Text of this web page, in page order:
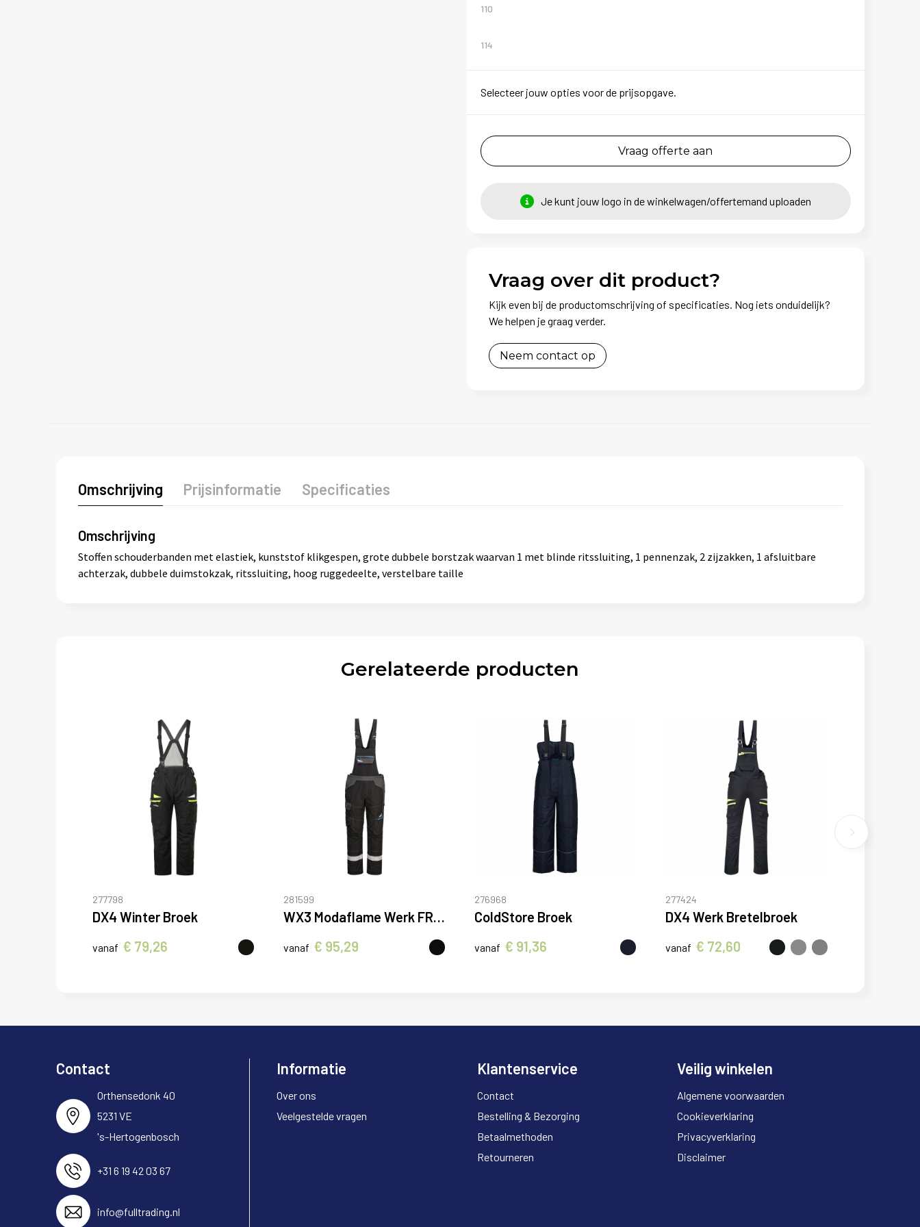
110
114
Selecteer jouw opties voor de prijsopgave.
Vraag offerte aan
Je kunt jouw logo in de winkelwagen/offertemand uploaden
Vraag over dit product?
Kijk even bij de productomschrijving of specificaties. Nog iets onduidelijk?
We helpen je graag verder.
Neem contact op
Omschrijving Prijsinformatie Specificaties
Omschrijving
Stoffen schouderbanden met elastiek, kunststof klikgespen, grote dubbele borstzak waarvan 1 met blinde ritssluiting, 1 pennenzak, 2 zijzakken, 1 afsluitbare
achterzak, dubbele duimstokzak, ritssluiting, hoog ruggedeelte, verstelbare taille
Gerelateerde producten
277798
DX4 Winter Broek
vanaf € 79,26
281599
WX3 Modaflame Werk FR Bretelbroek
vanaf € 95,29
276968
ColdStore Broek
vanaf € 91,36
277424
DX4 Werk Bretelbroek
vanaf € 72,60
Contact
Orthensedonk 40
5231 VE
's-Hertogenbosch
+31 6 19 42 03 67
info@fulltrading.nl
Informatie
Over ons
Veelgestelde vragen
Klantenservice
Contact
Bestelling & Bezorging
Betaalmethoden
Retourneren
Veilig winkelen
Algemene voorwaarden
Cookieverklaring
Privacyverklaring
Disclaimer